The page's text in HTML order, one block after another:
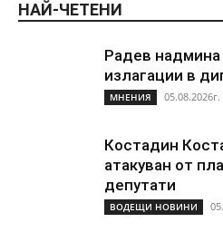
НАЙ-ЧЕТЕНИ
Радев
излагации в
МНЕНИЯ
Костадин
атакуван от
депутати
ВОДЕЩИ НОВИНИ